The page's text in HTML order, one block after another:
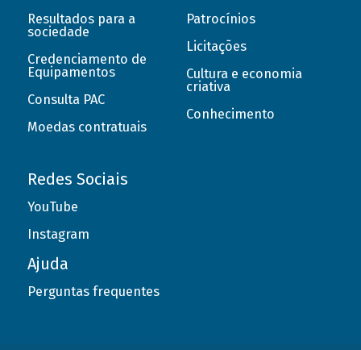
Resultados para a
sociedade
Credenciamento de
Equipamentos
Consulta PAC
Moedas contratuais
Patrocínios
Licitações
Cultura e economia
criativa
Conhecimento
Redes Sociais
YouTube
Instagram
Ajuda
Perguntas frequentes